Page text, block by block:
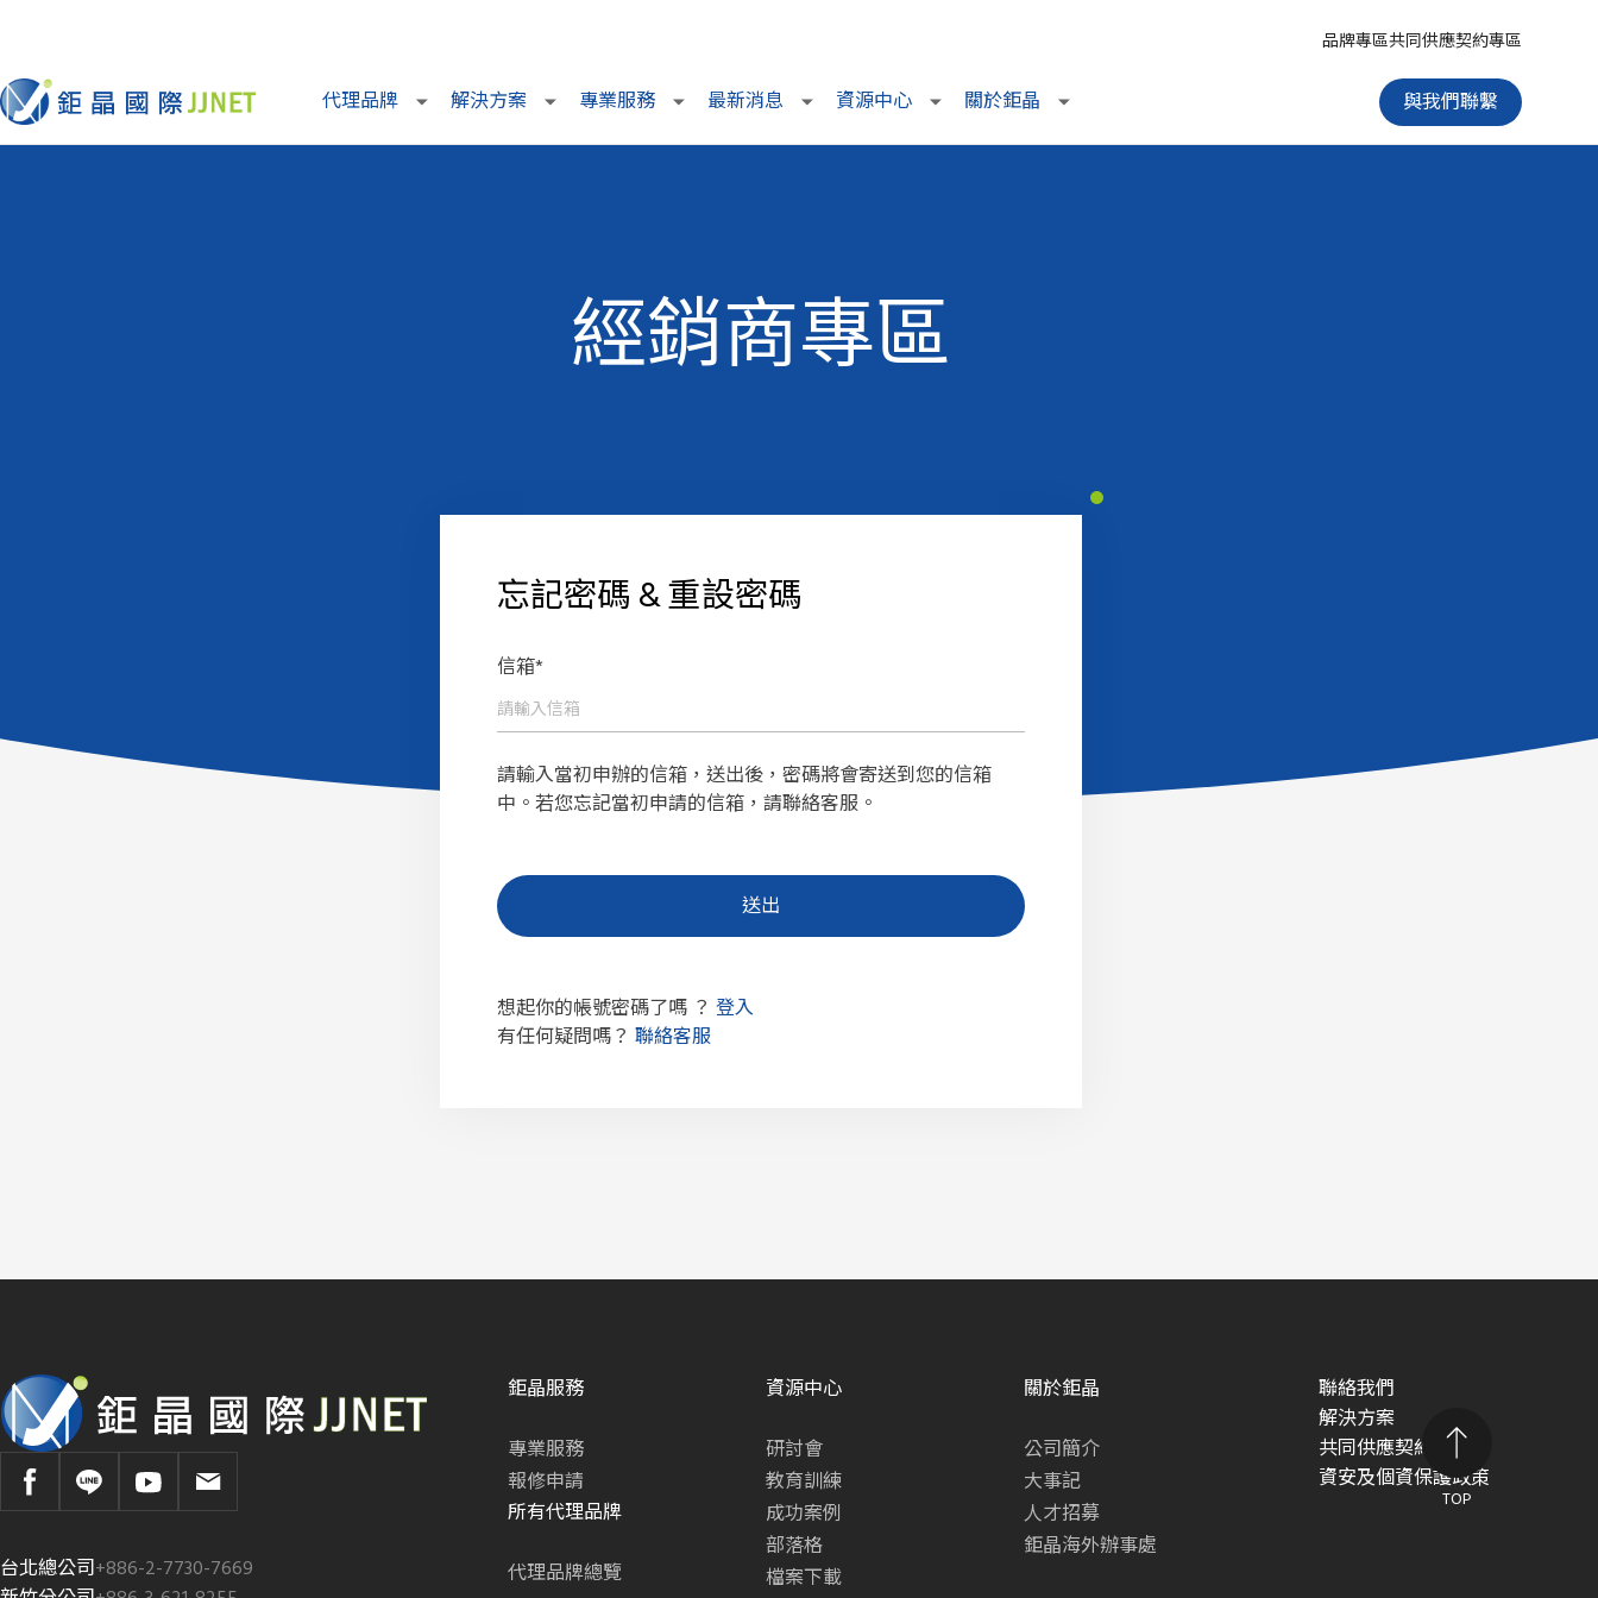
品牌專區共同供應契約專區
代理品牌 解決方案 專業服務 最新消息 資源中心 關於鉅晶 與我們聯繫
經銷商專區
忘記密碼 & 重設密碼
信箱*
請輸入當初申辦的信箱，送出後，密碼將會寄送到您的信箱
中。若您忘記當初申請的信箱，請聯絡客服。
想起你的帳號密碼了嗎 ？ 登入
有任何疑問嗎？ 聯絡客服
TOP
台北總公司+886-2-7730-7669
鉅晶服務
專業服務
報修申請
所有代理品牌
代理品牌總覽
資源中心
研討會
教育訓練
成功案例
部落格
檔案下載
關於鉅晶
公司簡介
大事記
人才招募
鉅晶海外辦事處
聯絡我們
解決方案
共同供應契約專區
資安及個資保護政策